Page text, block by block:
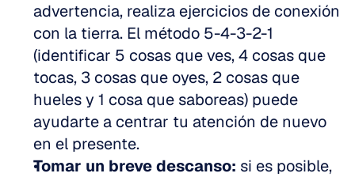
advertencia, realiza ejercicios de conexión
con la tierra. El método 5-4-3-2-1
(identificar 5 cosas que ves, 4 cosas que
tocas, 3 cosas que oyes, 2 cosas que
hueles y 1 cosa que saboreas) puede
ayudarte a centrar tu atención de nuevo
en el presente.
Tomar un breve descanso: si es posible,